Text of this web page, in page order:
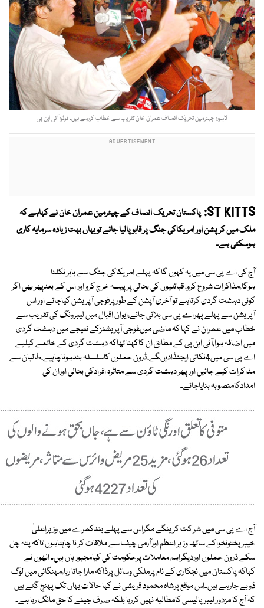
لاہور: چیئرمین تحریک انصاف عمران خان تقریب سے خطاب کررہے ہیں۔ فوٹو: آئی این پی
ST KITTS: پاکستان تحریک انصاف کے چیئرمین عمران خان نے کہاہے کہ
ملک میں کرپشن اور امریکاکی جنگ پر قابو پالیا جائے تویہاں بہت زیادہ سرمایہ کاری
ہوسکتی ہے۔
آج کی اے پی سی میں یہ کہوں گا کہ پہلے امریکاکی جنگ سے باہر نکلنا
ہوگا،مذاکرات شروع کرو، قبائلیوں کی بحالی پر پیسہ خرچ کرو اور اس کے بعدپھر بھی اگر
کوئی دہشت گردی کرتاہے تو آخری آپشن کے طورپرفوجی آپریشن کیاجائے اور اس
آپریشن سے پہلے پھراے پی سی بلائی جائے،ایوان اقبال میں لیبرونگ کی تقر یب سے
خطاب میں عمران نے کہا کہ ماضی میںفوجی آپریشنزکے نتیجے میں دہشت گردی
میں اضافہ ہوا،آئی این پی کے مطابق ان کاکہنا تھاکہ دہشت گردی کے خاتمے کیلیے
اے پی سی میں4نکاتی ایجنڈادیںگے،ڈرون حملوں کاسلسلہ بندہوناچاہیے،طالبان سے
مذاکرات کیے جائیں اور پھر دہشت گردی سے متاثرہ افرادکی بحالی اوران کی
امدادکامنصوبہ بنایاجائے۔
آج اے پی سی میں شر کت کرینگے مگراس سے پہلے بندکمرے میں وزیراعلیٰ
خیبرپختونخواکے ساتھ وزیر اعظم اورآرمی چیف سے ملاقات کر نا چاہتاہوں تاکہ پتہ چل
سکے ڈرون حملوں اوردیگراہم معاملات پرحکومت کی کیامجبوریاں ہیں۔ انھوں نے
کہاکہ پاکستان میں نجکاری کے نام پرملکی وسائل پرڈاکہ مارا جاتا رہا،مہنگائی میں لوگ
ڈوبے جارہے ہیں۔اس موقع پرشاہ محمود قریشی نے کہا حالات یہاں تک پہنچ گئے ہیں
کہ آج کا مزدور لیبر پالیسی کامطالبہ نہیں کررہا بلکہ صرف جینے کا حق مانگ رہا ہے۔